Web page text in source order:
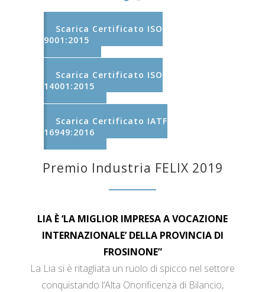
Scarica Certificato ISO
9001:2015
Scarica Certificato ISO
14001:2015
Scarica Certificato IATF
16949:2016
Premio Industria FELIX 2019
LIA È ‘LA MIGLIOR IMPRESA A VOCAZIONE
INTERNAZIONALE’ DELLA PROVINCIA DI
FROSINONE”
La Lia si è ritagliata un ruolo di spicco nel settore
conquistando l’Alta Onorificenza di Bilancio,